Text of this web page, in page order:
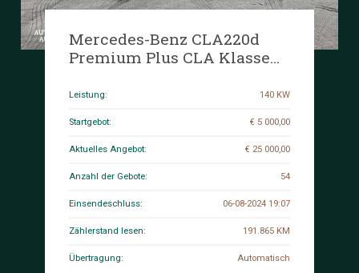
Mercedes-Benz CLA220d
Premium Plus CLA Klasse
Leistung: 140 KW
Startgebot: € 5 000,00
Aktuelles Angebot: € 25 000,00
Anzahl der Gebote: 54
Einsendeschluss: 06-08-2024 19:07
Zählerstand lesen: 191.865 KM
Übertragung: Automatisch